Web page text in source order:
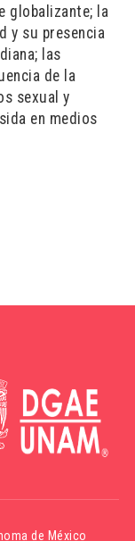
globalizante; la
y su presencia
las
de la
sexual y
en medios
de México